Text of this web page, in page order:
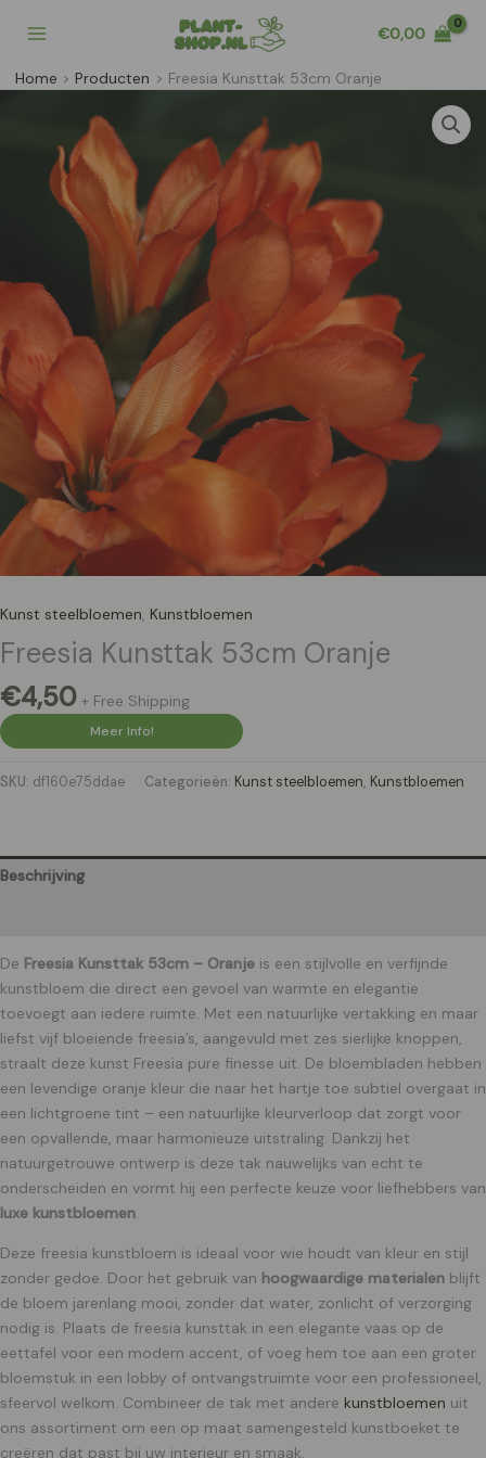
naar
inhoud
€0,00
Home Producten Freesia Kunsttak 53cm Oranje
Kunst steelbloemen, Kunstbloemen
Freesia Kunsttak 53cm Oranje
€4,50 + Free Shipping
Meer Info!
SKU: df160e75ddae Categorieën: Kunst steelbloemen, Kunstbloemen
Beschrijving
De Freesia Kunsttak 53cm – Oranje is een stijlvolle en verfijnde
kunstbloem die direct een gevoel van warmte en elegantie
toevoegt aan iedere ruimte. Met een natuurlijke vertakking en maar
liefst vijf bloeiende freesia’s, aangevuld met zes sierlijke knoppen,
straalt deze kunst Freesia pure finesse uit. De bloembladen hebben
een levendige oranje kleur die naar het hartje toe subtiel overgaat in
een lichtgroene tint – een natuurlijke kleurverloop dat zorgt voor
een opvallende, maar harmonieuze uitstraling. Dankzij het
natuurgetrouwe ontwerp is deze tak nauwelijks van echt te
onderscheiden en vormt hij een perfecte keuze voor liefhebbers van
luxe kunstbloemen.
Deze freesia kunstbloem is ideaal voor wie houdt van kleur en stijl
zonder gedoe. Door het gebruik van hoogwaardige materialen blijft
de bloem jarenlang mooi, zonder dat water, zonlicht of verzorging
nodig is. Plaats de freesia kunsttak in een elegante vaas op de
eettafel voor een modern accent, of voeg hem toe aan een groter
bloemstuk in een lobby of ontvangstruimte voor een professioneel,
sfeervol welkom. Combineer de tak met andere kunstbloemen uit
ons assortiment om een op maat samengesteld kunstboeket te
creëren dat past bij uw interieur en smaak.